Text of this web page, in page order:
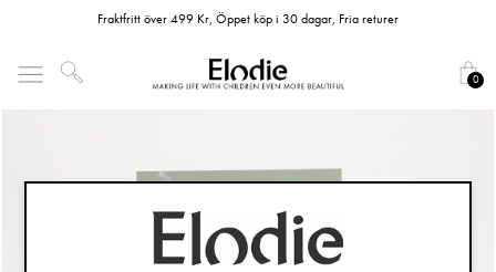
Fraktfritt över 499 Kr, Öppet köp i 30 dagar, Fria returer
0